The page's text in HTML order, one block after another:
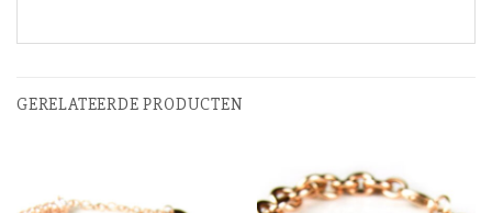
GERELATEERDE PRODUCTEN